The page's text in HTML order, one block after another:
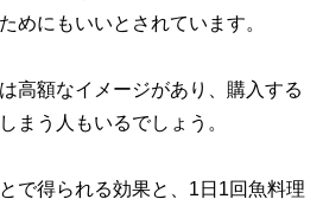
めにもいいとされています。
高額なイメージがあり、購入する
まう人もいるでしょう。
で得られる効果と、1日1回魚料理